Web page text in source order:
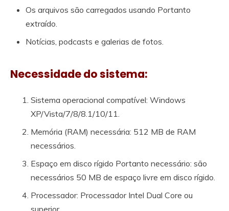
Os arquivos são carregados usando Portanto
extraído.
Notícias, podcasts e galerias de fotos.
Necessidade do sistema:
Sistema operacional compatível: Windows
XP/Vista/7/8/8.1/10/11.
Memória (RAM) necessária: 512 MB de RAM
necessários.
Espaço em disco rígido Portanto necessário: são
necessários 50 MB de espaço livre em disco rígido.
Processador: Processador Intel Dual Core ou